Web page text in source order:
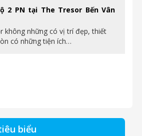
2 PN tại The Tresor Bến Vân
không những có vị trí đẹp, thiết
có những tiện ích…
biểu